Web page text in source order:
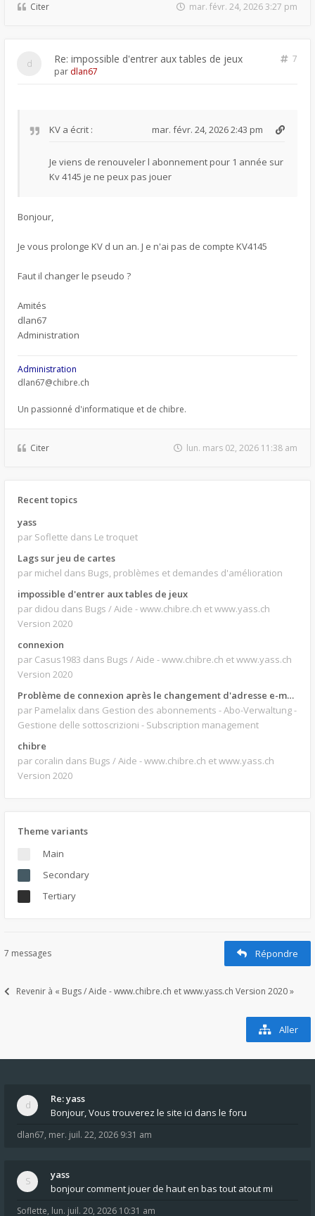
Citer mar. févr. 24, 2026 3:27 pm
Re: impossible d'entrer aux tables de jeux
7
par dlan67
KV a écrit : mar. févr. 24, 2026 2:43 pm
Je viens de renouveler l abonnement pour 1 année sur
Kv 4145 je ne peux pas jouer
Bonjour,
Je vous prolonge KV d un an. J e n'ai pas de compte KV4145
Faut il changer le pseudo ?
Amités
dlan67
Administration
Administration
dlan67@chibre.ch
Un passionné d'informatique et de chibre.
Citer lun. mars 02, 2026 11:38 am
Recent topics
yass
par Soflette dans Le troquet
Lags sur jeu de cartes
par michel dans Bugs, problèmes et demandes d'amélioration
impossible d'entrer aux tables de jeux
par didou dans Bugs / Aide - www.chibre.ch et www.yass.ch
Version 2020
connexion
par Casus1983 dans Bugs / Aide - www.chibre.ch et www.yass.ch
Version 2020
Problème de connexion après le changement d'adresse e-mail.
par Pamelalix dans Gestion des abonnements - Abo-Verwaltung -
Gestione delle sottoscrizioni - Subscription management
chibre
par coralin dans Bugs / Aide - www.chibre.ch et www.yass.ch
Version 2020
Theme variants
Main
Secondary
Tertiary
7 messages Répondre
Revenir à « Bugs / Aide - www.chibre.ch et www.yass.ch Version 2020 »
Aller
Re: yass
Bonjour, Vous trouverez le site ici dans le foru
dlan67, mer. juil. 22, 2026 9:31 am
yass
bonjour comment jouer de haut en bas tout atout mi
Soflette, lun. juil. 20, 2026 10:31 am